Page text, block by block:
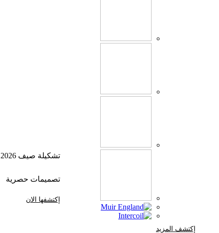
إكتشف المزيد
تشكيلة صيف 2026
تصميمات حصرية
إكتشفها الان